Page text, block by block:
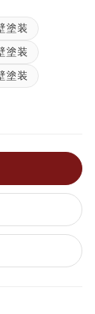
塗装
塗装
塗装